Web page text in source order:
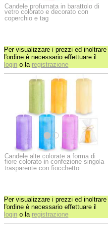
Candele profumata in barattolo di
vetro colorato e decorato con
coperchio e tag
Per visualizzare i prezzi ed inoltrare
l'ordine è necessario effettuare il
login o la registrazione
Candele alte colorate a forma di
fiore colorato in confezione singola
trasparente con fiocchetto
Per visualizzare i prezzi ed inoltrare
l'ordine è necessario effettuare il
login o la registrazione